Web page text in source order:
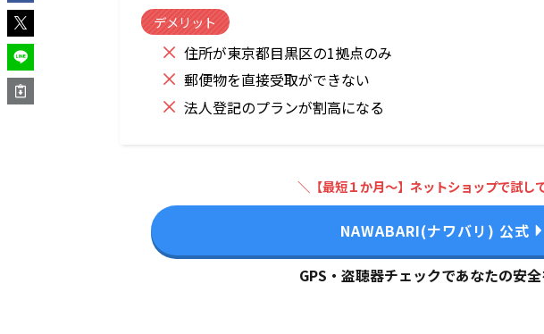
デメリット
住所が東京都目黒区の1拠点のみ
郵便物を直接受取ができない
法人登記のプランが割高になる
＼【最短１か月～】ネットショップで試し
NAWABARI(ナワバリ) 公式
GPS・盗聴器チェックであなたの安